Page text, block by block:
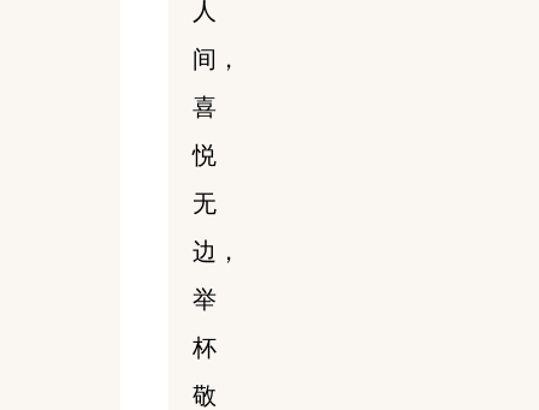
人
间，
喜
悦
无
边，
举
杯
敬